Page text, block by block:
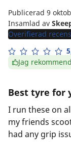
Publicerad 9
Insamlad av
Overifierad
Jag
Best tyre for
I run these on
my friends
had any grip